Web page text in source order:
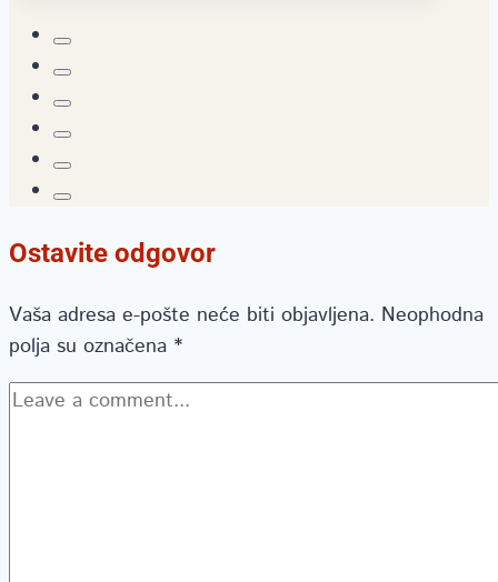
Ostavite odgovor
Vaša adresa e-pošte neće biti objavljena. Neophodna
polja su označena *